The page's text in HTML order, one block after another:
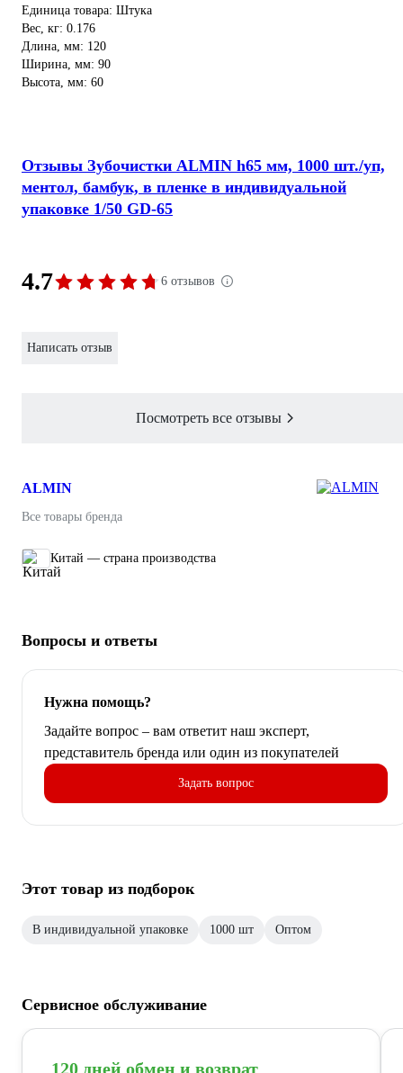
Единица товара: Штука
Вес, кг: 0.176
Длина, мм: 120
Ширина, мм: 90
Высота, мм: 60
Отзывы Зубочистки ALMIN h65 мм, 1000 шт./уп,
ментол, бамбук, в пленке в индивидуальной
упаковке 1/50 GD-65
4.7 6 отзывов
Написать отзыв
Посмотреть все отзывы
ALMIN
Все товары бренда
Китай — страна производства
Вопросы и ответы
Нужна помощь?
Задайте вопрос – вам ответит наш эксперт,
представитель бренда или один из покупателей
Задать вопрос
Этот товар из подборок
В индивидуальной упаковке 1000 шт Оптом
Сервисное обслуживание
120 дней обмен и возврат